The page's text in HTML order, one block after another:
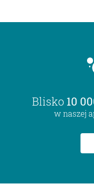
Blisko 10
w naszej